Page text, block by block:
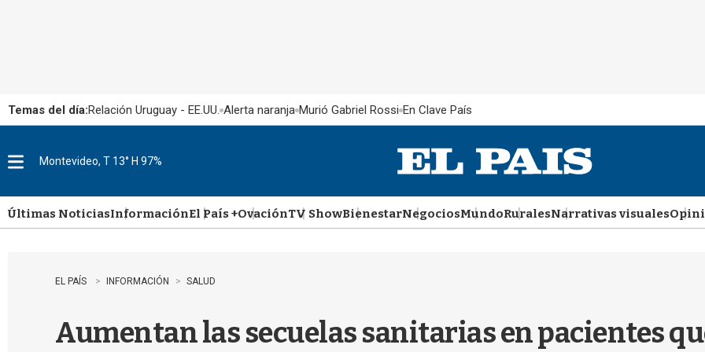
Temas del día:Relación Uruguay - EE.UU. Alerta naranja Murió Gabriel Rossi En Clave País
u
Montevideo, T 13° H 97%
Últimas NoticiasInformaciónEl País +OvaciónTV ShowBienestarNegociosMundoRuralesNarrativas visuales
EL PAÍS INFORMACIÓN SALUD
Aumentan las secuelas sanitarias en pacientes